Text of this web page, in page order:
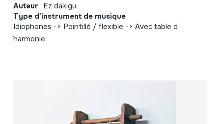
Auteur Ez dakigu.
Type d'instrument de musique
Idiophones -> Pointillé / flexible -> Avec table d
´harmonie